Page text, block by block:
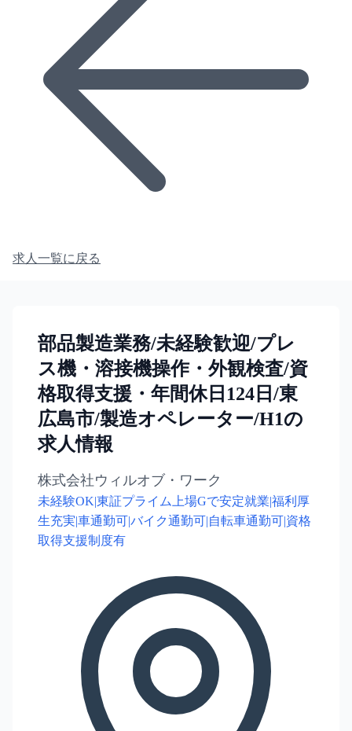
求人一覧に戻る
部品製造業務/未経験歓迎/プレ
ス機・溶接機操作・外観検査/資
格取得支援・年間休日124日/東
広島市/製造オペレーター/H1の
求人情報
株式会社ウィルオブ・ワーク
未経験OK|東証プライム上場Gで安定就業|福利厚
生充実|車通勤可|バイク通勤可|自転車通勤可|資格
取得支援制度有